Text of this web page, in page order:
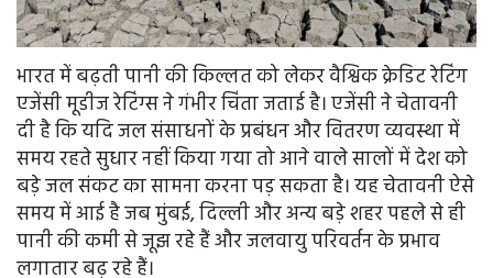
भारत में बढ़ती पानी की किल्लत को लेकर वैश्विक क्रेडिट रेटिंग
एजेंसी मूडीज रेटिंग्स ने गंभीर चिंता जताई है। एजेंसी ने चेतावनी
दी है कि यदि जल संसाधनों के प्रबंधन और वितरण व्यवस्था में
समय रहते सुधार नहीं किया गया तो आने वाले सालों में देश को
बड़े जल संकट का सामना करना पड़ सकता है। यह चेतावनी ऐसे
समय में आई है जब मुंबई, दिल्ली और अन्य बड़े शहर पहले से ही
पानी की कमी से जूझ रहे हैं और जलवायु परिवर्तन के प्रभाव
लगातार बढ़ रहे हैं।